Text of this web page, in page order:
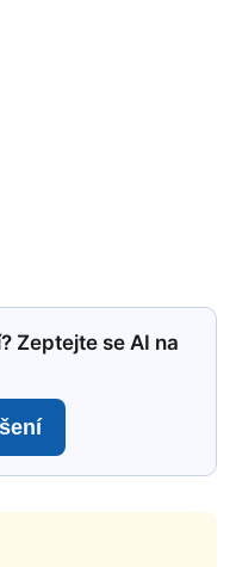
Zeptejte se AI na